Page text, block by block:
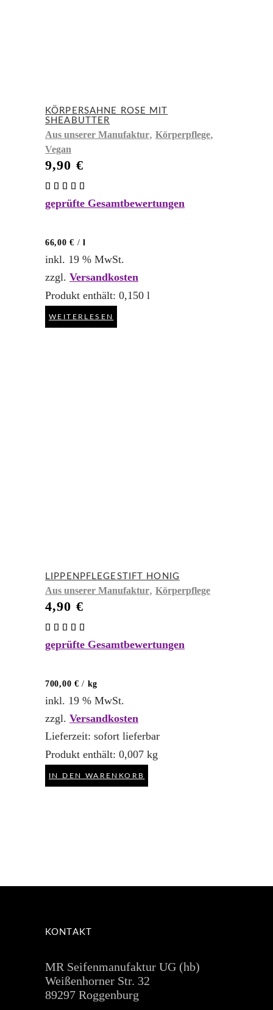
KÖRPERSAHNE ROSE MIT
SHEABUTTER
Aus unserer Manufaktur, Körperpflege,
Vegan
9,90 €
5.00
geprüfte Gesamtbewertungen
66,00€ /l
inkl. 19 % MwSt.
zzgl. Versandkosten
Produkt enthält: 0,150 l
WEITERLESEN
LIPPENPFLEGESTIFT HONIG
Aus unserer Manufaktur, Körperpflege
4,90 €
5.00
geprüfte Gesamtbewertungen
700,00 € / kg
inkl. 19 % MwSt.
zzgl. Versandkosten
Lieferzeit: sofort lieferbar
Produkt enthält: 0,007 kg
IN DEN WARENKORB
KONTAKT
MR Seifenmanufaktur UG (hb)
Weißenhorner Str. 32
89297 Roggenburg